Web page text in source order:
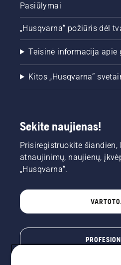
Pasiūlymai
„Husqvarna“ požiūris dėl
Teisinė informacija apie
Kitos „Husqvarna“
Sekite naujienas!
Prisiregistruokite šiandien,
atnaujinimų, naujienų,
„Husqvarna“.